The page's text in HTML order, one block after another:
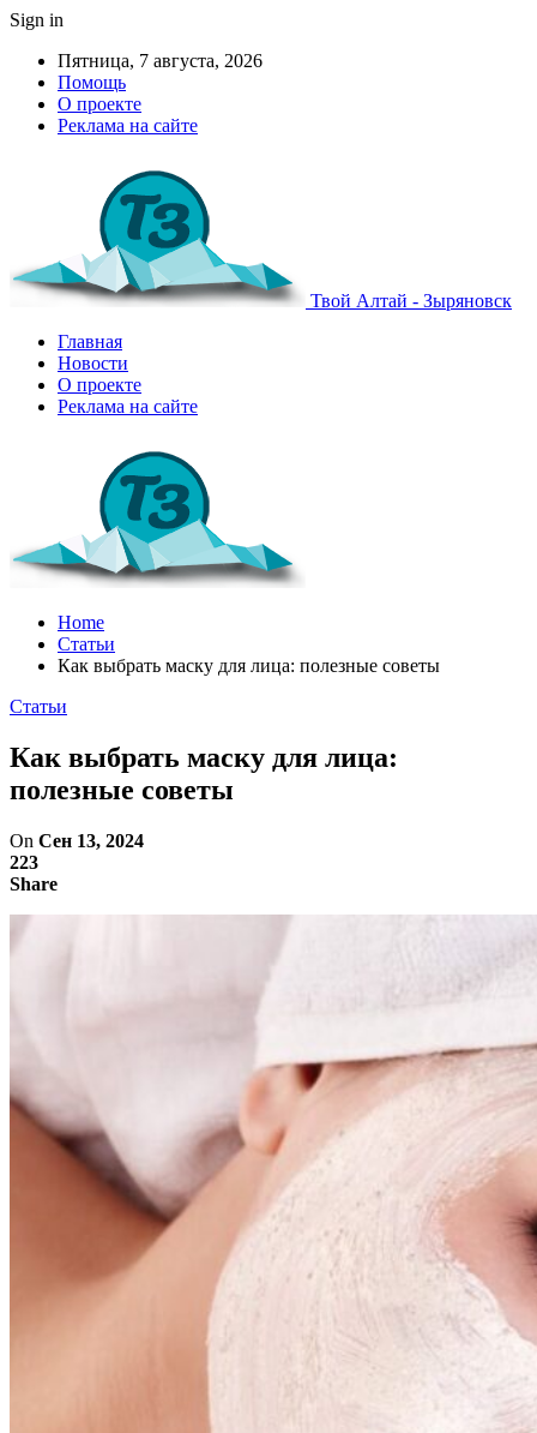
Sign in
Пятница, 7 августа, 2026
Помощь
О проекте
Реклама на сайте
Твой Алтай - Зыряновск
Главная
Новости
О проекте
Реклама на сайте
Home
Статьи
Как выбрать маску для лица: полезные советы
Статьи
Как выбрать маску для лица:
полезные советы
On Сен 13, 2024
223
Share